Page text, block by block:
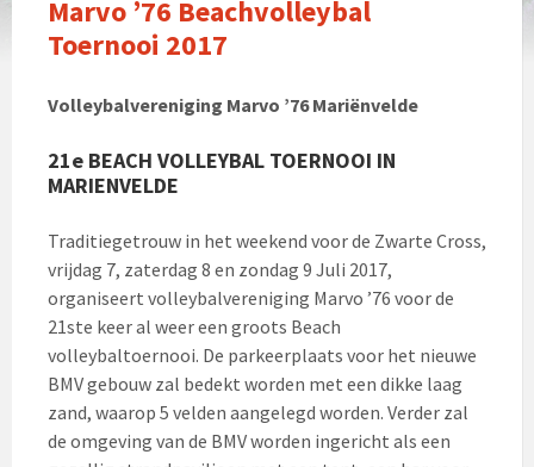
Marvo ’76 Beachvolleybal
Toernooi 2017
Volleybalvereniging Marvo ’76 Mariënvelde
21e BEACH VOLLEYBAL TOERNOOI IN
MARIENVELDE
Traditiegetrouw in het weekend voor de Zwarte Cross,
vrijdag 7, zaterdag 8 en zondag 9 Juli 2017,
organiseert volleybalvereniging Marvo ’76 voor de
21ste keer al weer een groots Beach
volleybaltoernooi. De parkeerplaats voor het nieuwe
BMV gebouw zal bedekt worden met een dikke laag
zand, waarop 5 velden aangelegd worden. Verder zal
de omgeving van de BMV worden ingericht als een